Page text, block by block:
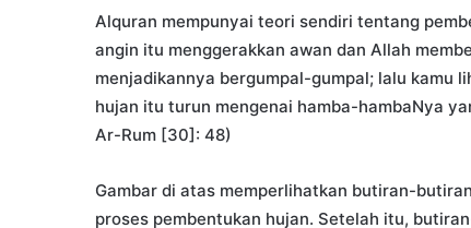
Alquran mempunyai teori sendiri tentang
angin itu menggerakkan awan dan Allah
menjadikannya bergumpal-gumpal; lalu kamu
hujan itu turun mengenai hamba-hambaNya
Ar-Rum [30]: 48)
Gambar di atas memperlihatkan butiran-
proses pembentukan hujan. Setelah itu,